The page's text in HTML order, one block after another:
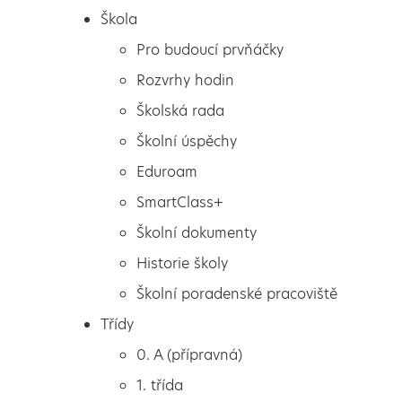
Pro budoucí prvňáčky
Rozvrhy hodin
Školská rada
Škola
Pro budoucí prvňáčky
Rozvrhy hodin
Školská rada
Školní úspěchy
Eduroam
SmartClass+
Školní dokumenty
Historie školy
Školní poradenské pracoviště
Třídy
0. A (přípravná)
1. třída
Vzpomínky na Benecko